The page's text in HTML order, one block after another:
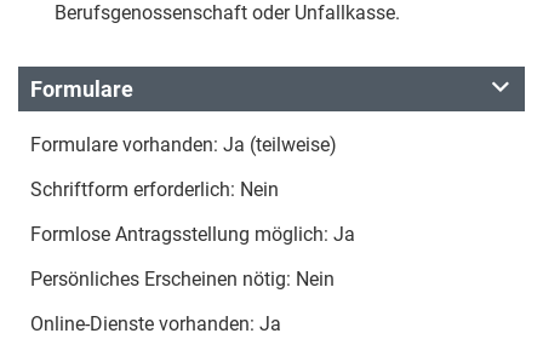
Berufsgenossenschaft oder Unfallkasse.
Formulare
Formulare vorhanden: Ja (teilweise)
Schriftform erforderlich: Nein
Formlose Antragsstellung möglich: Ja
Persönliches Erscheinen nötig: Nein
Online-Dienste vorhanden: Ja